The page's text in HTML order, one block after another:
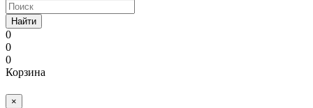
Найти
0
0
0
Корзина
×